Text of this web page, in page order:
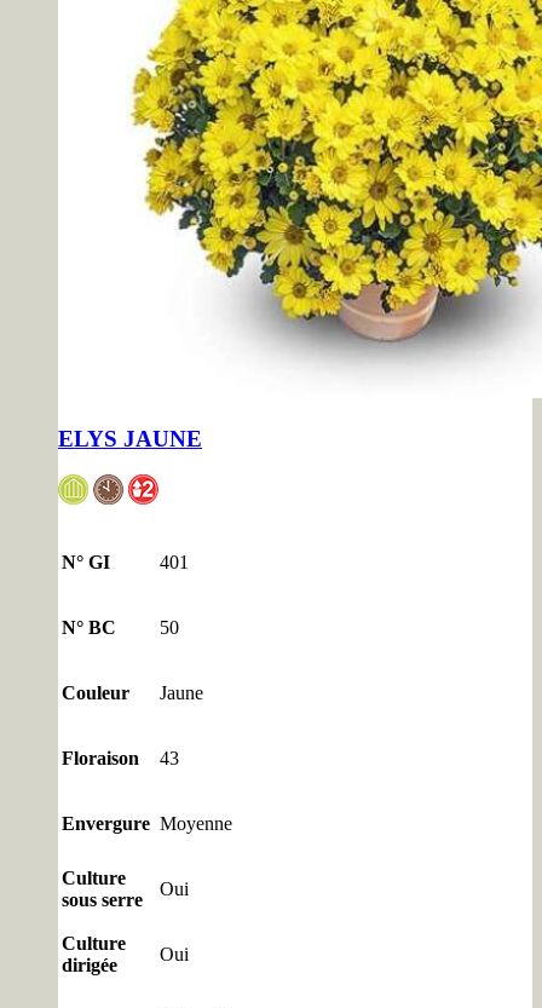
ELYS JAUNE
N° GI 401
N° BC 50
Couleur Jaune
Floraison 43
Envergure Moyenne
Culture
sous serre
Oui
Culture
dirigée
Oui